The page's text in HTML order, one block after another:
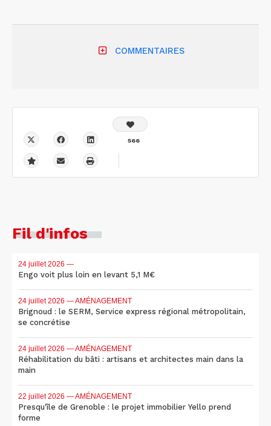
COMMENTAIRES
566
Fil d'infos
24 juillet 2026 —
Engo voit plus loin en levant 5,1 M€
24 juillet 2026 — AMÉNAGEMENT
Brignoud : le SERM, Service express régional métropolitain,
se concrétise
24 juillet 2026 — AMÉNAGEMENT
Réhabilitation du bâti : artisans et architectes main dans la
main
22 juillet 2026 — AMÉNAGEMENT
Presqu'île de Grenoble : le projet immobilier Yello prend
forme